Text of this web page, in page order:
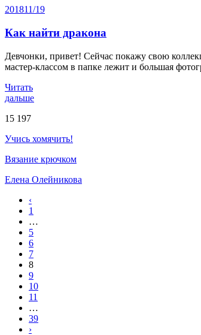
201811/19
Как найти дракона
Девчонки, привет! Сейчас покажу свою
мастер-классом в папке лежит и большая
Читать
дальше
15 197
Учись хомячить!
Вязание крючком
Елена Олейникова
‹
1
…
5
6
7
8
9
10
11
…
39
›